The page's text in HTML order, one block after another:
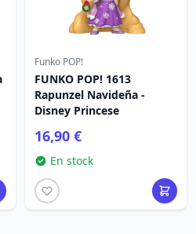
Funko POP!
FUNKO POP! 1613
Rapunzel Navideña -
Disney Princese
16,90 €
En stock